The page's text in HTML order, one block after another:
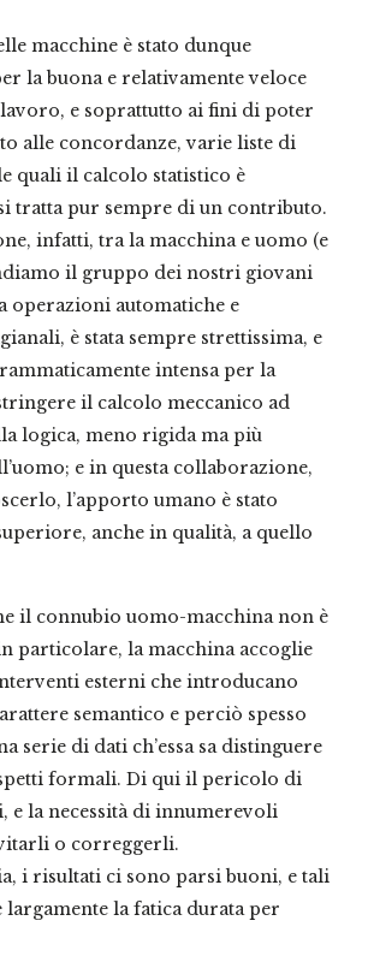
macchine è stato dunque
la buona e relativamente veloce
lavoro, e soprattutto ai fini di poter
alle concordanze, varie liste di
quali il calcolo statistico è
tratta pur sempre di un contributo.
infatti, tra la macchina e uomo (e
il gruppo dei nostri giovani
operazioni automatiche e
è stata sempre strettissima, e
intensa per la
il calcolo meccanico ad
logica, meno rigida ma più
e in questa collaborazione,
l’apporto umano è stato
anche in qualità, a quello
il connubio uomo-macchina non è
particolare, la macchina accoglie
esterni che introducano
semantico e perciò spesso
serie di dati ch’essa sa distinguere
formali. Di qui il pericolo di
la necessità di innumerevoli
o correggerli.
i risultati ci sono parsi buoni, e tali
largamente la fatica durata per